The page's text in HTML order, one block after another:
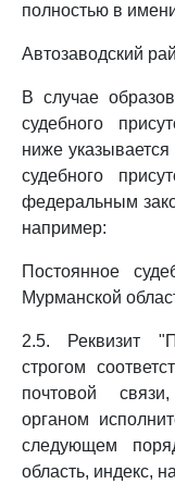
полностью в
Автозаводский
В случае
судебного
ниже
судебного
федеральным
например:
Постоянное
Мурманской
2.5. Реквизит
строгом
почтовой
органом
следующем
область, индекс,